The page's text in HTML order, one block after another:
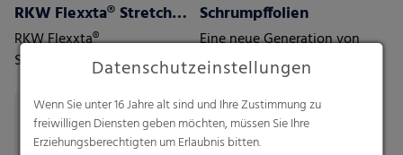
RKW Flexxta® Stretchhauben-Serie
RKW Flexxta®
Stretchhauben-Serie:
Flexibilität. Mit bis zu 35 %
PCR-Anteil.
Schrumpffolien
Eine neue Generation von
Schrumpffolien mit dem
Höchstmaß an Schutz
Datenschutzeinstellungen
Wenn Sie unter 16 Jahre alt sind und Ihre Zustimmung zu
freiwilligen Diensten geben möchten, müssen Sie Ihre
Erziehungsberechtigten um Erlaubnis bitten.